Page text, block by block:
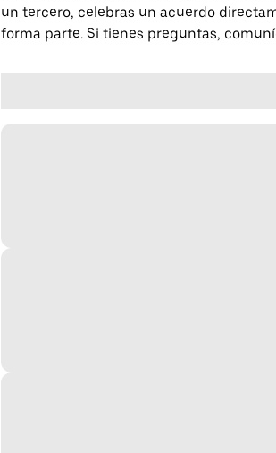
un tercero, celebras un acuerdo
forma parte. Si tienes preguntas,